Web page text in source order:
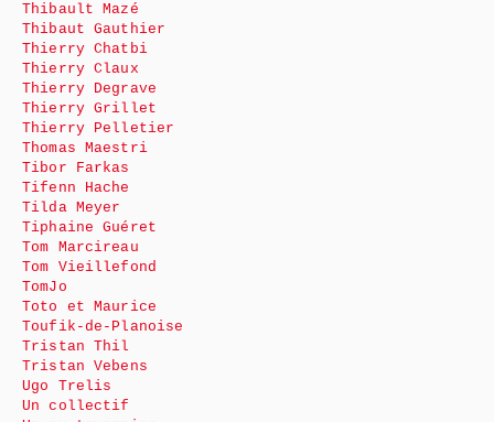
Thibault Mazé
Thibaut Gauthier
Thierry Chatbi
Thierry Claux
Thierry Degrave
Thierry Grillet
Thierry Pelletier
Thomas Maestri
Tibor Farkas
Tifenn Hache
Tilda Meyer
Tiphaine Guéret
Tom Marcireau
Tom Vieillefond
TomJo
Toto et Maurice
Toufik-de-Planoise
Tristan Thil
Tristan Vebens
Ugo Trelis
Un collectif